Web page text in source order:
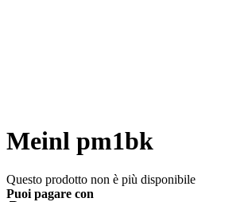
Meinl pm1bk
Questo prodotto non è più disponibile
Puoi pagare con